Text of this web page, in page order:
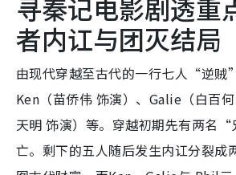
寻秦记电影剧透重
者内讧与团灭结局
由现代穿越至古代的一行七人“逆贼
Ken（苗侨伟 饰演）、Galie（白百
天明 饰演）等。穿越初期先有两名
亡。剩下的五人随后发生内讧分裂成